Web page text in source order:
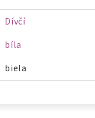
Dívčí
bíla
biela